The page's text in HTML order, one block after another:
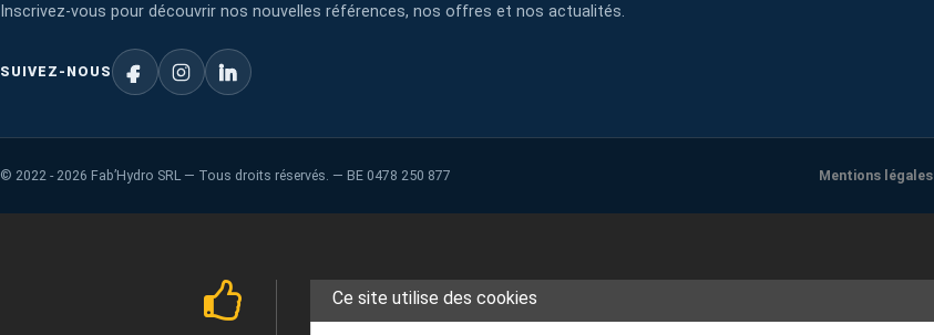
Inscrivez-vous pour découvrir nos nouvelles références, nos offres et nos actualités.
SUIVEZ-NOUS
© 2022 - 2026 Fab’Hydro SRL — Tous droits réservés. — BE 0478 250 877 Mentions légales
Ce site utilise des cookies